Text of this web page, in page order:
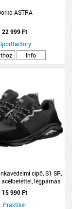
ASTRA
22 999 Ft
Info
cipő, S1 SR,
acélbetéttel, légpárnás
talppal
15 990 Ft
Praktiker